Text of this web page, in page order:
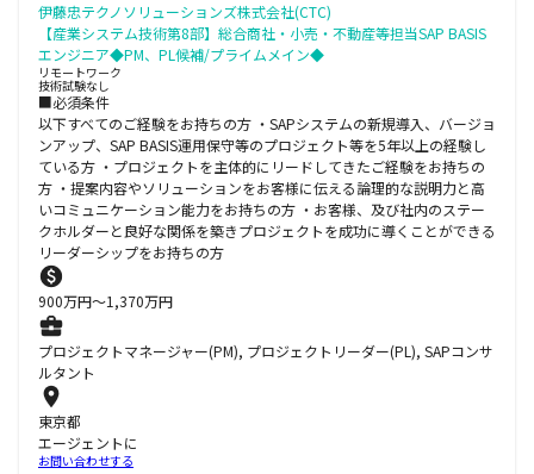
伊藤忠テクノソリューションズ株式会社(CTC)
【産業システム技術第8部】総合商社・小売・不動産等担当SAP BASIS
エンジニア◆PM、PL候補/プライムメイン◆
リモートワーク
技術試験なし
■必須条件
以下すべてのご経験をお持ちの方 ・SAPシステムの新規導入、バージョ
ンアップ、SAP BASIS運用保守等のプロジェクト等を5年以上の経験し
ている方 ・プロジェクトを主体的にリードしてきたご経験をお持ちの
方 ・提案内容やソリューションをお客様に伝える論理的な説明力と高
いコミュニケーション能力をお持ちの方 ・お客様、及び社内のステー
クホルダーと良好な関係を築きプロジェクトを成功に導くことができる
リーダーシップをお持ちの方
900万円〜1,370万円
プロジェクトマネージャー(PM), プロジェクトリーダー(PL), SAPコンサ
ルタント
東京都
エージェントに
お問い合わせする